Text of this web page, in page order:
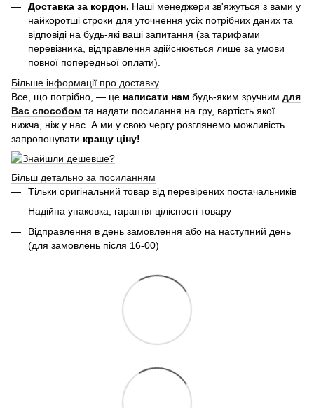
Доставка за кордон. Наші менеджери зв'яжуться з вами у
найкоротші строки для уточнення усіх потрібних даних та
відповіді на будь-які ваші запитання (за тарифами
перевізника, відправлення здійснюється лише за умови
повної попередньої оплати).
Більше інформації про доставку
Все, що потрібно, — це написати нам будь-яким зручним для
Вас способом та надати посилання на гру, вартість якої
нижча, ніж у нас. А ми у свою чергу розглянемо можливість
запропонувати кращу ціну!
Більш детально за посиланням
Тільки оригінальний товар від перевірених постачальників
Надійна упаковка, гарантія цілісності товару
Відправлення в день замовлення або на наступний день
(для замовлень після 16-00)